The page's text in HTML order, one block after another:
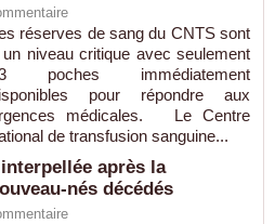
réserves de sang du CNTS sont
niveau critique avec seulement
poches immédiatement
pour répondre aux
médicales. Le Centre
de transfusion sanguine...
après la
nés décédés